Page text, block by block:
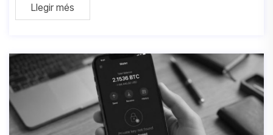
ón jurídica básica en miles
Llegir més